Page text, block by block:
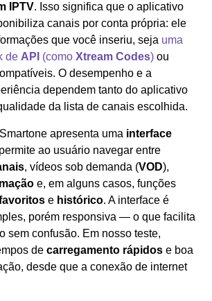
IPTV. Isso significa que o aplicativo
canais por conta própria: ele
que você inseriu, seja uma
de API (como Xtream Codes) ou
O desempenho e a
dependem tanto do aplicativo
da lista de canais escolhida.
apresenta uma interface
ao usuário navegar entre
, vídeos sob demanda (VOD),
e, em alguns casos, funções
e histórico. A interface é
porém responsiva — o que facilita
sem confusão. Em nosso teste,
de carregamento rápidos e boa
desde que a conexão de internet